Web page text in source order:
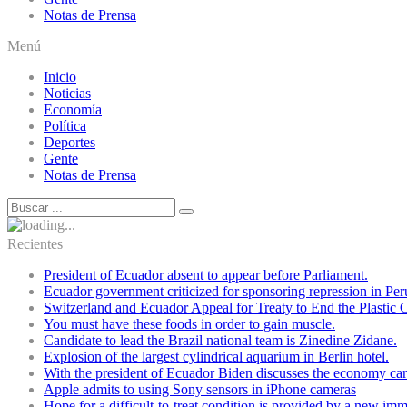
Notas de Prensa
Menú
Inicio
Noticias
Economía
Política
Deportes
Gente
Notas de Prensa
Recientes
President of Ecuador absent to appear before Parliament.
Ecuador government criticized for sponsoring repression in
Switzerland and Ecuador Appeal for Treaty to End the Plastic
You must have these foods in order to gain muscle.
Candidate to lead the Brazil national team is Zinedine Zidane.
Explosion of the largest cylindrical aquarium in Berlin hotel.
With the president of Ecuador Biden discusses the economy
Apple admits to using Sony sensors in iPhone cameras